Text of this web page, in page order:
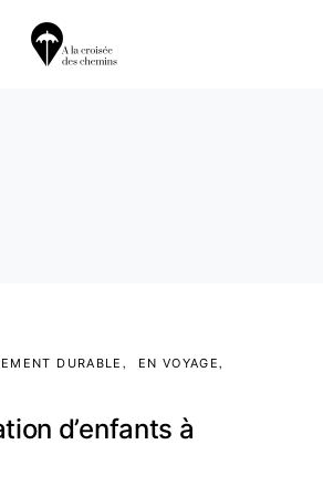
DURABLE
EN VOYAGE
d’enfants à